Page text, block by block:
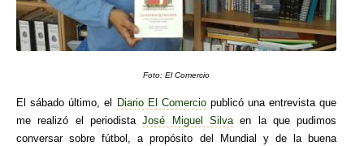
Foto: El Comercio
El sábado último, el Diario El Comerciopublicó una entrevista que
me realizó el periodistaJosé Miguel Silvaen la que pudimos
conversar sobre fútbol, a propósito del Mundial y de la buena